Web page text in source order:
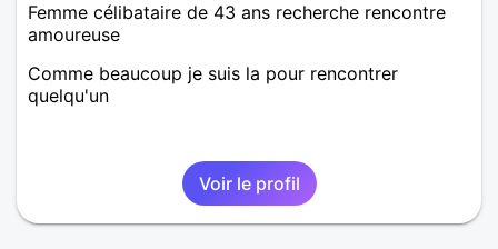
Femme célibataire de 43 ans recherche rencontre
amoureuse
Comme beaucoup je suis la pour rencontrer
quelqu'un
Voir le profil